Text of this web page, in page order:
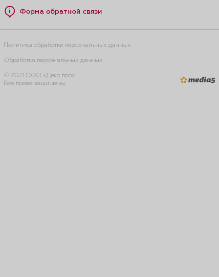
Форма обратной связи
Политика обработки персональных данных
Обработка персональных данных
© 2021 ООО «Деко про».
Все права защищены.